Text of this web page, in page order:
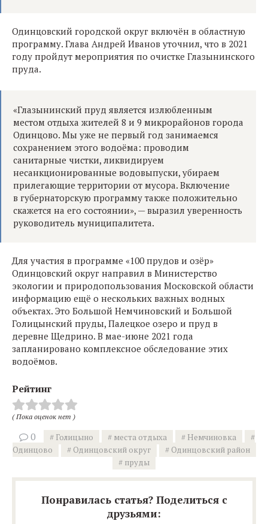
Одинцовский городской округ включён в областную
программу. Глава Андрей Иванов уточнил, что в 2021
году пройдут мероприятия по очистке Глазынинского
пруда.
«Глазынинский пруд является излюбленным
местом отдыха жителей 8 и 9 микрорайонов города
Одинцово. Мы уже не первый год занимаемся
сохранением этого водоёма: проводим
санитарные чистки, ликвидируем
несанкционированные водовыпуски, убираем
прилегающие территории от мусора. Включение
в губернаторскую программу также положительно
скажется на его состоянии», — выразил уверенность
руководитель муниципалитета.
Для участия в программе «100 прудов и озёр»
Одинцовский округ направил в Министерство
экологии и природопользования Московской области
информацию ещё о нескольких важных водных
объектах. Это Большой Немчиновский и Большой
Голицынский пруды, Палецкое озеро и пруд в
деревне Щедрино. В мае-июне 2021 года
запланировано комплексное обследование этих
водоёмов.
Рейтинг
( Пока оценок нет )
0 Голицыно места отдыха
Немчиновка
Одинцово
Одинцовский округ
Одинцовский район
пруды
Понравилась статья? Поделиться с
друзьями: